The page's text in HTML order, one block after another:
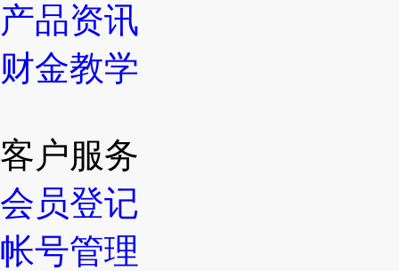
产品资讯
财金教学
客户服务
会员登记
帐号管理